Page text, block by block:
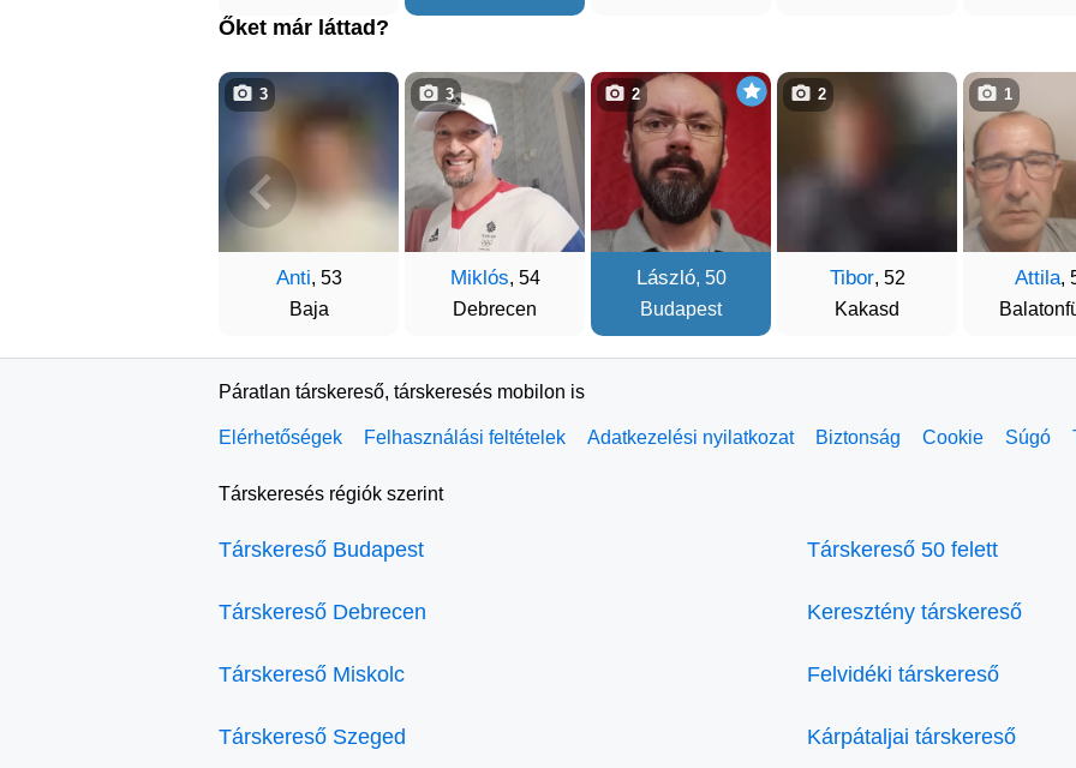
Őket már láttad?
Anti, 53
Baja
3
Miklós, 54
Debrecen
3
László, 50
Budapest
2
Tibor, 52
Kakasd
2
Attila,
1
Páratlan társkereső, társkeresés mobilon is
Elérhetőségek Felhasználási feltételek Adatkezelési nyilatkozat Biztonság Cookie Súgó
Társkeresés régiók szerint
Társkereső Budapest
Társkereső Debrecen
Társkereső Miskolc
Társkereső Szeged
Társkereső 50 felett
Keresztény társkereső
Felvidéki társkereső
Kárpátaljai társkereső